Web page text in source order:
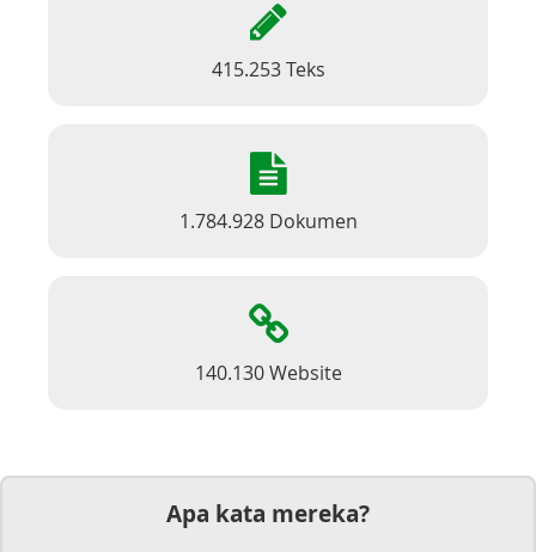
415.253 Teks
1.784.928 Dokumen
140.130 Website
Apa kata mereka?